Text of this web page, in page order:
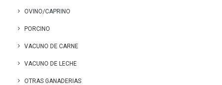
OVINO/CAPRINO
PORCINO
VACUNO DE CARNE
VACUNO DE LECHE
OTRAS GANADERIAS